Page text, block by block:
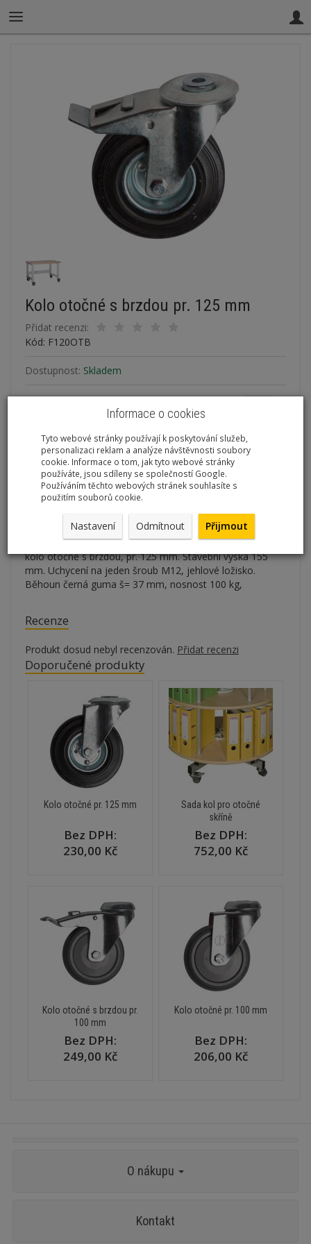
Kolo otočné s brzdou pr. 125 mm
Přidat recenzi:
Kód: F120OTB
Dostupnost: Skladem
Množství:
Cena s DPH:348,48 Kč/ ks 288,00 Kč
přidat do košíku
Kolo otočné s brzdou, pr. 125 mm
kolo otočné s brzdou, pr. 125 mm. Stavební výška 155
mm. Uchycení na jeden šroub M12, jehlové ložisko.
Běhoun černá guma š= 37 mm, nosnost 100 kg,
Recenze
Produkt dosud nebyl recenzován. Přidat recenzi
Doporučené produkty
Kolo otočné pr. 125 mm
Bez DPH:
230,00 Kč
Sada kol pro otočné
skříně
Bez DPH:
752,00 Kč
Kolo otočné s brzdou pr.
100 mm
Bez DPH:
249,00 Kč
Kolo otočné pr. 100 mm
Bez DPH:
206,00 Kč
O nákupu
Kontakt
Informace o cookies
Tyto webové stránky používají k poskytování služeb,
personalizaci reklam a analýze návštěvnosti soubory
cookie. Informace o tom, jak tyto webové stránky
používáte, jsou sdíleny se společností Google.
Používáním těchto webových stránek souhlasíte s
použitím souborů cookie.
Nastavení Odmítnout Přijmout